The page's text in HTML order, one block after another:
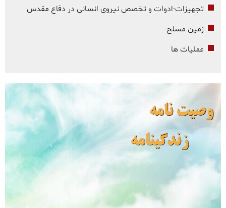
تجهیزات-ادوات و تخصص نیروی انسانی در دفاع مقدس
زمین مسلح
عملیات ها